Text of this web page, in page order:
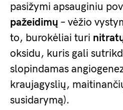
pasižymi apsauginiu
pažeidimų – vėžio
to, burokėliai turi
oksidu, kuris gali
slopindamas
kraujagyslių,
susidarymą).